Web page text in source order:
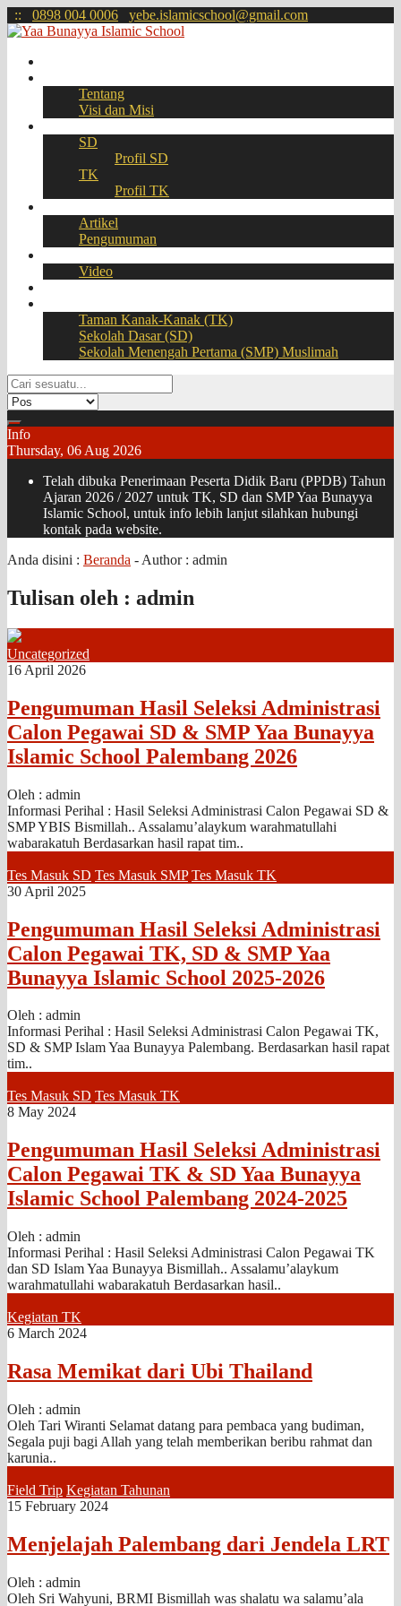
:: 0898 004 0006 yebe.islamicschool@gmail.com
Tentang
Visi dan Misi
SD
Profil SD
TK
Profil TK
Artikel
Pengumuman
Video
Taman Kanak-Kanak (TK)
Sekolah Dasar (SD)
Sekolah Menengah Pertama (SMP) Muslimah
Info
Thursday, 06 Aug 2026
Telah dibuka Penerimaan Peserta Didik Baru (PPDB) Tahun
Ajaran 2026 / 2027 untuk TK, SD dan SMP Yaa Bunayya
Islamic School, untuk info lebih lanjut silahkan hubungi
kontak pada website.
Anda disini : Beranda - Author : admin
Tulisan oleh : admin
Uncategorized
16 April 2026
Pengumuman Hasil Seleksi Administrasi
Calon Pegawai SD & SMP Yaa Bunayya
Islamic School Palembang 2026
Oleh : admin
Informasi Perihal : Hasil Seleksi Administrasi Calon Pegawai SD &
SMP YBIS Bismillah.. Assalamu’alaykum warahmatullahi
wabarakatuh Berdasarkan hasil rapat tim..
Tes Masuk SD Tes Masuk SMP Tes Masuk TK
30 April 2025
Pengumuman Hasil Seleksi Administrasi
Calon Pegawai TK, SD & SMP Yaa
Bunayya Islamic School 2025-2026
Oleh : admin
Informasi Perihal : Hasil Seleksi Administrasi Calon Pegawai TK,
SD & SMP Islam Yaa Bunayya Palembang. Berdasarkan hasil rapat
tim..
Tes Masuk SD Tes Masuk TK
8 May 2024
Pengumuman Hasil Seleksi Administrasi
Calon Pegawai TK & SD Yaa Bunayya
Islamic School Palembang 2024-2025
Oleh : admin
Informasi Perihal : Hasil Seleksi Administrasi Calon Pegawai TK
dan SD Islam Yaa Bunayya Bismillah.. Assalamu’alaykum
warahmatullahi wabarakatuh Berdasarkan hasil..
Kegiatan TK
6 March 2024
Rasa Memikat dari Ubi Thailand
Oleh : admin
Oleh Tari Wiranti Selamat datang para pembaca yang budiman,
Segala puji bagi Allah yang telah memberikan beribu rahmat dan
karunia..
Field Trip Kegiatan Tahunan
15 February 2024
Menjelajah Palembang dari Jendela LRT
Oleh : admin
Oleh Sri Wahyuni, BRMI Bismillah was shalatu wa salamu’ala